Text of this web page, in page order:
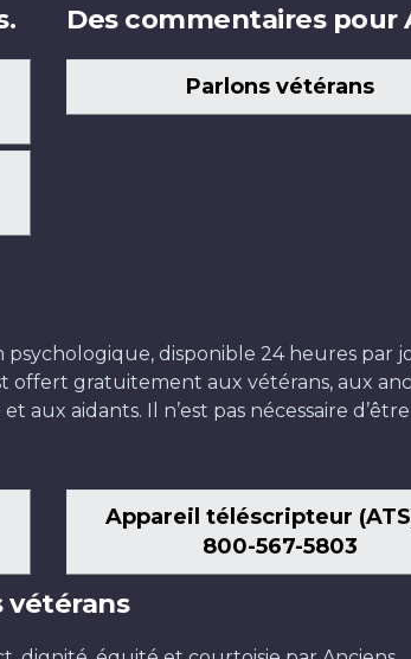
Des commentaires pour
Parlons vétérans
disponible 24 heures par
offert gratuitement aux vétérans, aux
aux aidants. Il n’est pas nécessaire
Appareil téléscripteur
800-567-5803
vétérans